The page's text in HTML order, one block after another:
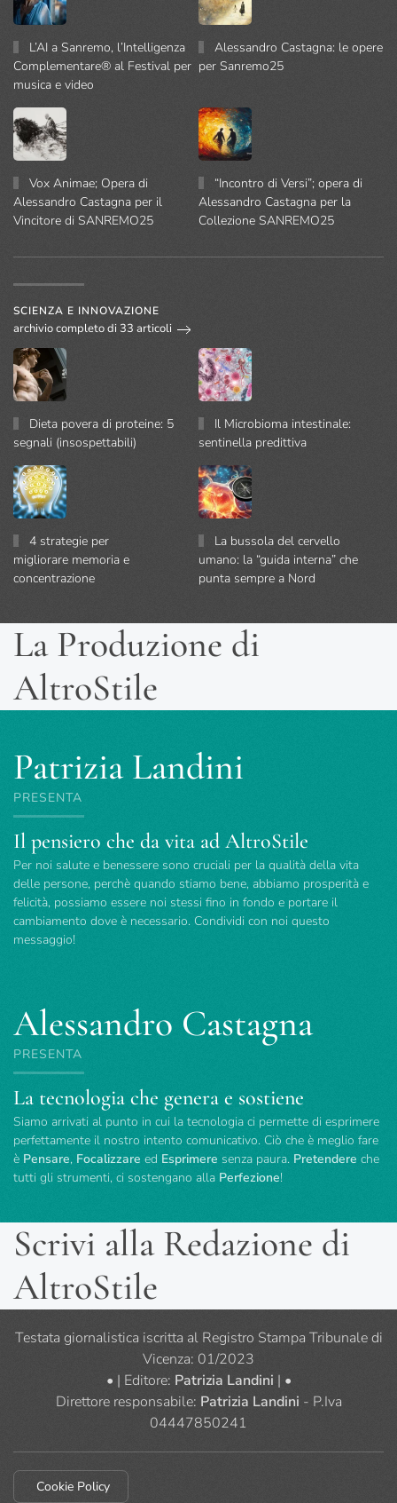
L’AI a Sanremo, l’Intelligenza
Complementare® al Festival per
musica e video
Alessandro Castagna: le opere
per Sanremo25
Vox Animae; Opera di
Alessandro Castagna per il
Vincitore di SANREMO25
“Incontro di Versi”; opera di
Alessandro Castagna per la
Collezione SANREMO25
SCIENZA E INNOVAZIONE
archivio completo di 33 articoli
Dieta povera di proteine: 5
segnali (insospettabili)
Il Microbioma intestinale:
sentinella predittiva
4 strategie per
migliorare memoria e
concentrazione
La bussola del cervello
umano: la “guida interna” che
punta sempre a Nord
La Produzione di
AltroStile
Patrizia Landini
PRESENTA
Il pensiero che da vita ad AltroStile
Per noi salute e benessere sono cruciali per la qualità della vita
delle persone, perchè quando stiamo bene, abbiamo prosperità e
felicità, possiamo essere noi stessi fino in fondo e portare il
cambiamento dove è necessario. Condividi con noi questo
messaggio!
Alessandro Castagna
PRESENTA
La tecnologia che genera e sostiene
Siamo arrivati al punto in cui la tecnologia ci permette di esprimere
perfettamente il nostro intento comunicativo. Ciò che è meglio fare
è Pensare, Focalizzare ed Esprimere senza paura. Pretendere che
tutti gli strumenti, ci sostengano alla Perfezione!
Scrivi alla Redazione di
AltroStile
Testata giornalistica iscritta al Registro Stampa Tribunale di
Vicenza: 01/2023
• | Editore: Patrizia Landini | •
Direttore responsabile: Patrizia Landini - P.Iva
04447850241
Cookie Policy